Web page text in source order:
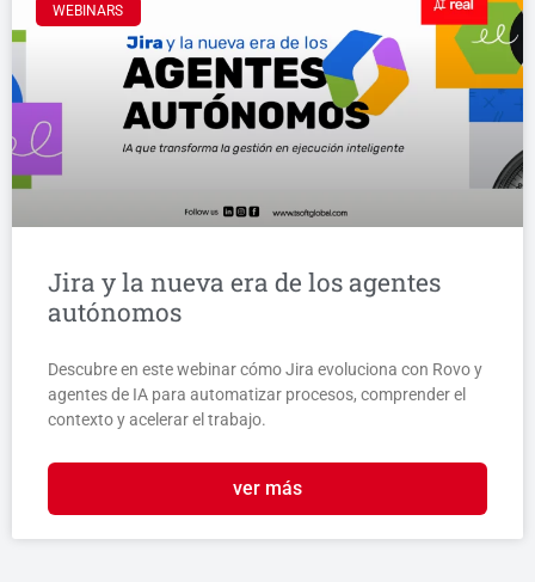
WEBINARS
Jira y la nueva era de los agentes
autónomos
Descubre en este webinar cómo Jira evoluciona con Rovo y
agentes de IA para automatizar procesos, comprender el
contexto y acelerar el trabajo.
ver más